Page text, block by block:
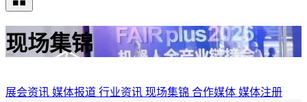
现场集锦
展会资讯 媒体报道 行业资讯 现场集锦 合作媒体 媒体注册